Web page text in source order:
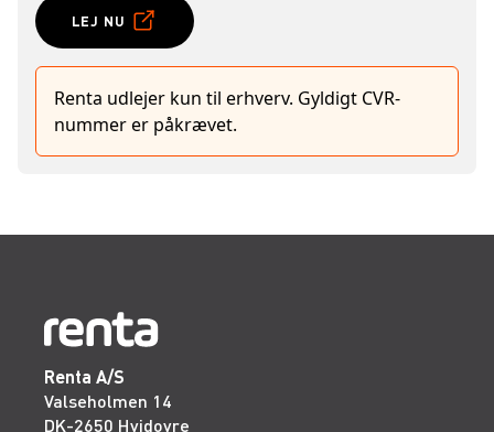
LEJ NU
Renta udlejer kun til erhverv. Gyldigt CVR-
nummer er påkrævet.
Renta A/S
Valseholmen 14
DK-2650 Hvidovre